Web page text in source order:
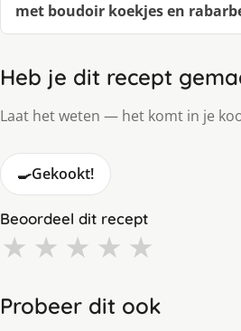
met boudoir koekjes en
Heb je dit recept
Laat het weten — het komt in je
🍳Gekookt!
Beoordeel dit recept
★ ★ ★ ★ ★
Probeer dit ook